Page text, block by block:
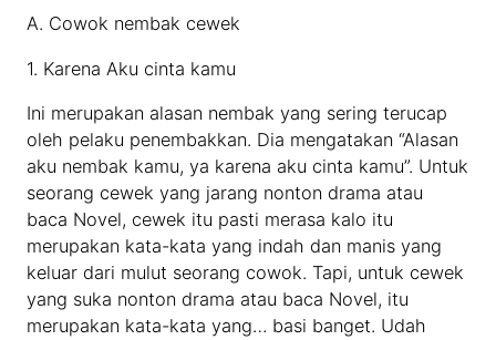
A. Cowok nembak cewek
1. Karena Aku cinta kamu
Ini merupakan alasan nembak yang sering terucap
oleh pelaku penembakkan. Dia mengatakan “Alasan
aku nembak kamu, ya karena aku cinta kamu”. Untuk
seorang cewek yang jarang nonton drama atau
baca Novel, cewek itu pasti merasa kalo itu
merupakan kata-kata yang indah dan manis yang
keluar dari mulut seorang cowok. Tapi, untuk cewek
yang suka nonton drama atau baca Novel, itu
merupakan kata-kata yang… basi banget. Udah